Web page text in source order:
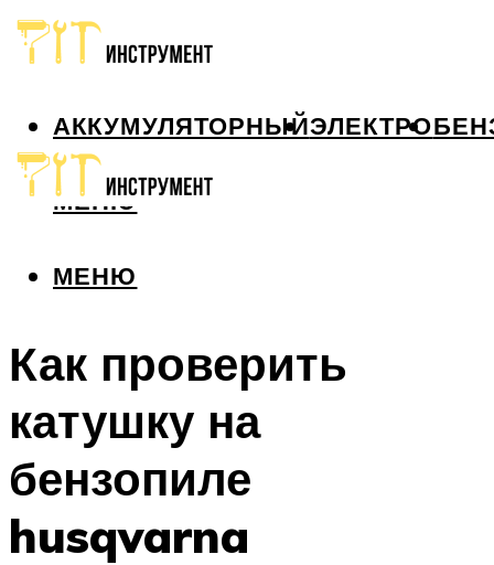
АККУМУЛЯТОРНЫЙЭЛЕКТРО
МЕНЮ
МЕНЮ
Как проверить
катушку на
бензопиле
husqvarna